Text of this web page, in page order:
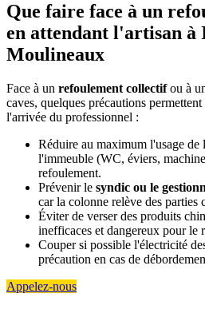
Que faire face à un
en attendant l'artisan à
Moulineaux
Face à un refoulement collectifou à
caves, quelques précautions
l'arrivée du professionnel :
Réduire au maximum l'usage de
l'immeuble (WC, éviers,
refoulement.
Prévenir le syndic ou le
car la colonne relève des parties
Éviter de verser des produits
inefficaces et dangereux pour le
Couper si possible l'électricité
précaution en cas de
Appelez-nous